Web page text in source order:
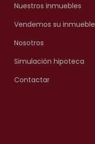
Nuestros inmuebles
Vendemos su inmueble
Nosotros
Simulación hipoteca
Contactar